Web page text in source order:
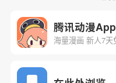
腾讯动漫App
海量漫画 新人7天